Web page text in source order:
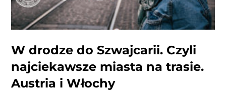
W drodze do Szwajcarii. Czyli
najciekawsze miasta na trasie.
Austria i Włochy